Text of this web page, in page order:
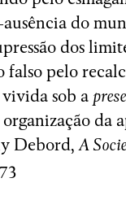
do
dos
falso pelo
sob a
da
Debord,A